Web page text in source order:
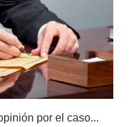
por el caso...